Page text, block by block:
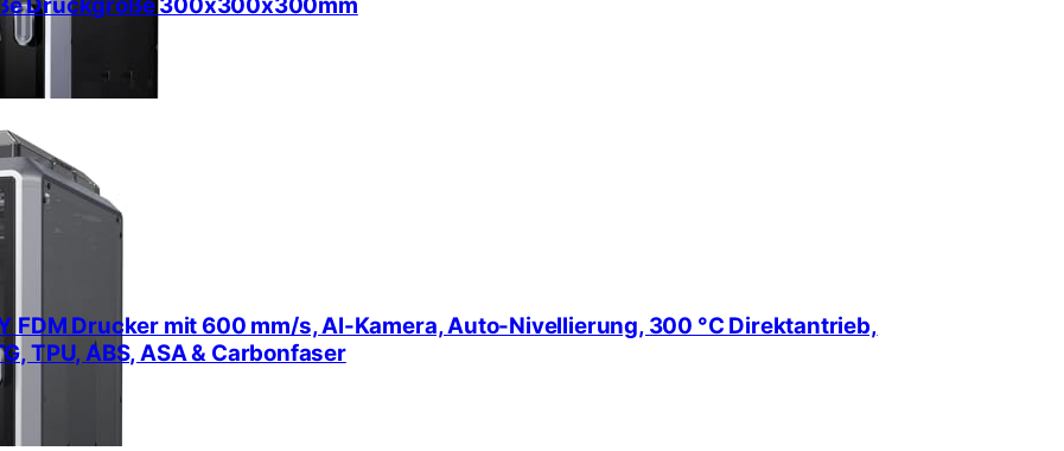
FDM Drucker mit 600 mm/s, AI-Kamera, Auto-Nivellierung, 300 °C Direktantrieb,
TPU, ABS, ASA & Carbonfaser